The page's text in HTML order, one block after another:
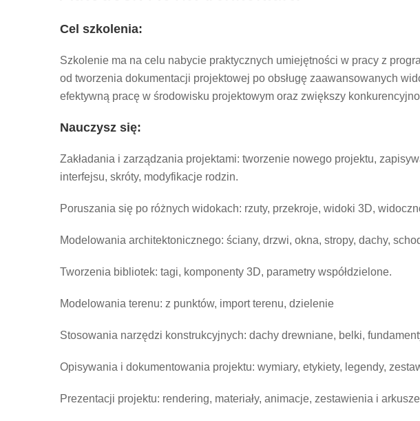
Cel szkolenia:
Szkolenie ma na celu nabycie praktycznych umiejętności w pracy z
od tworzenia dokumentacji projektowej po obsługę zaawansowanych
efektywną pracę w środowisku projektowym oraz zwiększy
Nauczysz się:
Zakładania i zarządzania projektami: tworzenie nowego projektu,
interfejsu, skróty, modyfikacje rodzin.
Poruszania się po różnych widokach: rzuty, przekroje, widoki 3D,
Modelowania architektonicznego: ściany, drzwi, okna, stropy, dachy,
Tworzenia bibliotek: tagi, komponenty 3D, parametry współdzielone.
Modelowania terenu: z punktów, import terenu, dzielenie
Stosowania narzędzi konstrukcyjnych: dachy drewniane, belki,
Opisywania i dokumentowania projektu: wymiary, etykiety, legendy,
Prezentacji projektu: rendering, materiały, animacje, zestawienia i